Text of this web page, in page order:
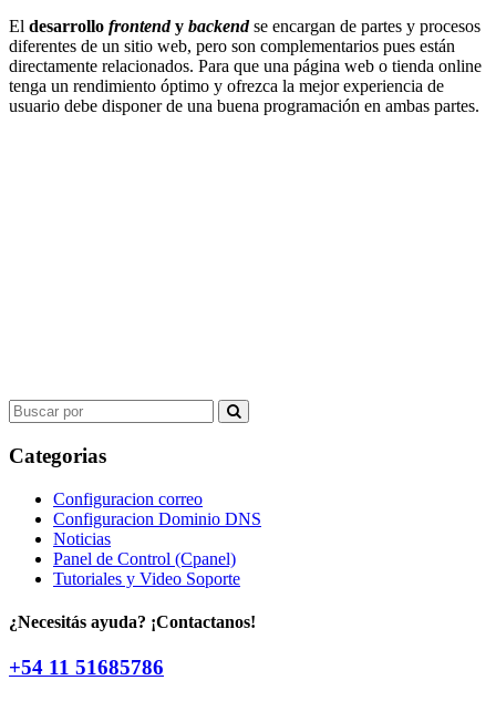
El desarrollo frontendy backendse encargan de partes y procesos
diferentes de un sitio web, pero son complementarios pues están
directamente relacionados. Para que una página web o tienda online
tenga un rendimiento óptimo y ofrezca la mejor experiencia de
usuario debe disponer de una buena programación en ambas partes.
Search
for:
Categorias
Configuracion correo
Configuracion Dominio DNS
Noticias
Panel de Control (Cpanel)
Tutoriales y Video Soporte
¿Necesitás ayuda? ¡Contactanos!
+54 11 51685786